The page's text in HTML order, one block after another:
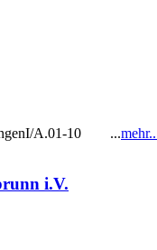
A.01-10 ...
i.V.